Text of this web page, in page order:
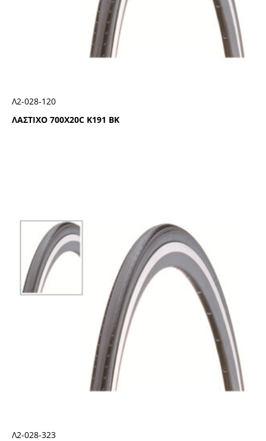
ΛΑΣΤΙΧΟ 700Χ20C Κ191 ΒΚ
Λ2-028-120
Λ2-028-323